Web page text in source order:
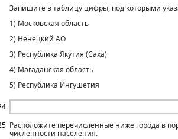
Запишите в таблицу цифры, под которыми
1) Московская область
2) Ненецкий АО
3) Республика Якутия (Саха)
4) Магаданская область
5) Республика Ингушетия
Расположите перечисленные ниже города в
численности населения.